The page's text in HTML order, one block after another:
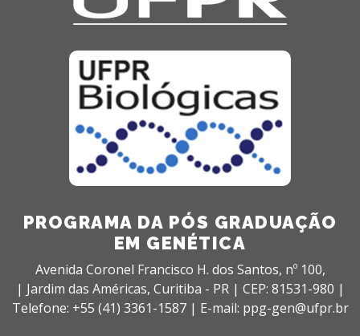
PROGRAMA DA PÓS GRADUAÇÃO
EM GENÉTICA
Avenida Coronel Francisco H. dos Santos, nº 100,
| Jardim das Américas, Curitiba - PR | CEP: 81531-980 |
Telefone: +55 (41) 3361-1587 | E-mail: ppg-gen@ufpr.br